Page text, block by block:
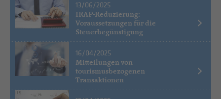
13/06/2025
IRAP-Reduzierung:
Voraussetzungen für die
Steuerbegünstigung
16/04/2025
Mitteilungen von
tourismusbezogenen
Transaktionen